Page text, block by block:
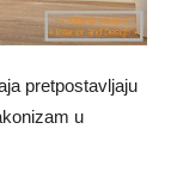
pretpostavljaju
u